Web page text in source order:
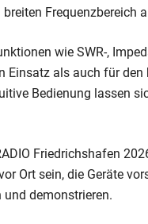
Frequenzbereich
wie SWR-,
Einsatz als auch für
Bedienung lassen
Friedrichshafen
Ort sein, die Geräte
demonstrieren.